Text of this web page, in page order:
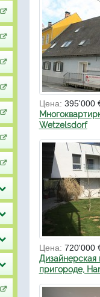
Цена: 395'000
Wetzelsdorf
Цена: 720'000
Дизайнерская
пригороде,